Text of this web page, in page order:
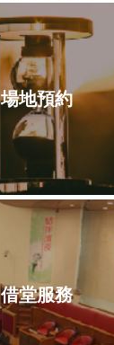
場地預約
借堂服務